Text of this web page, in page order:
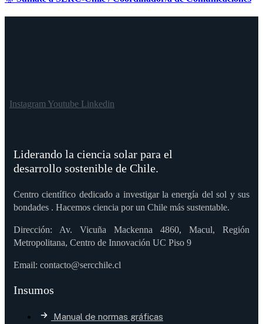
InstagramYoutube Linkedin
Liderando la ciencia solar para el
desarrollo sostenible de Chile.
Centro científico dedicado a investigar la energía del sol y sus
bondades . Hacemos ciencia por un Chile más sustentable.
Dirección: Av. Vicuña Mackenna 4860, Macul, Región
Metropolitana, Centro de Innovación UC Piso 9
Email: contacto@sercchile.cl
Insumos
Manual de normas gráficas